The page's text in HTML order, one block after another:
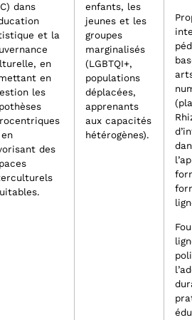
dans
et la
en
en
les
des
enfants, les
jeunes et les
groupes
marginalisés
(LGBTQI+,
populations
déplacées,
apprenants
aux capacités
hétérogènes).